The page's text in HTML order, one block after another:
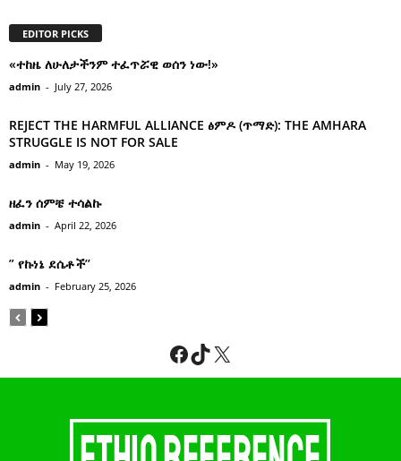
EDITOR PICKS
«ተከዜ ለሁለታችንም ተፈጥሯዊ ወሰን ነው!»
admin - July 27, 2026
REJECT THE HARMFUL ALLIANCE ፅምዶ (ጥማድ): THE AMHARA
STRUGGLE IS NOT FOR SALE
admin - May 19, 2026
ዘፈን ሰምቼ ተሳልኩ
admin - April 22, 2026
” የኩነኔ ደሴቶች’’
admin - February 25, 2026
Facebook
TikTok
X